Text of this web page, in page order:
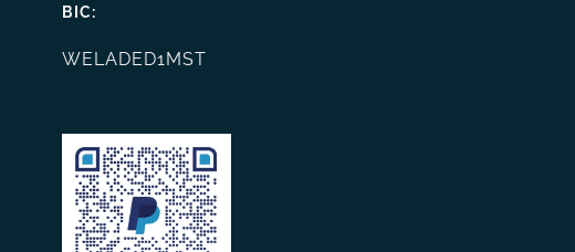
BIC:
WELADED1MST